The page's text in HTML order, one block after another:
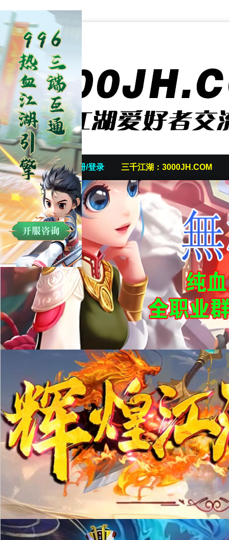
首页 发帖/注册/登录 三千江湖：3000JH.COM